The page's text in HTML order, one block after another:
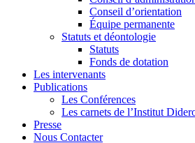
Conseil d’orientation
Équipe permanente
Statuts et déontologie
Statuts
Fonds de dotation
Les intervenants
Publications
Les Conférences
Les carnets de l’Institut
Presse
Nous Contacter